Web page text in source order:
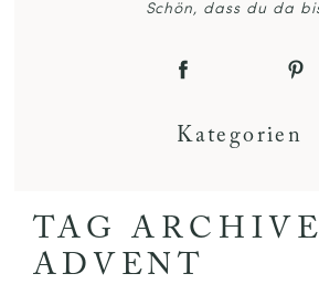
Schön, dass du da
Kategorien
TAG
ADVENT